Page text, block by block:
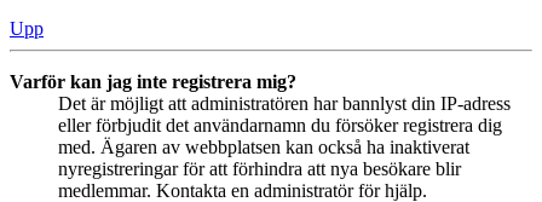
Upp
Varför kan jag inte registrera mig?
Det är möjligt att administratören har bannlyst din IP-adress
eller förbjudit det användarnamn du försöker registrera dig
med. Ägaren av webbplatsen kan också ha inaktiverat
nyregistreringar för att förhindra att nya besökare blir
medlemmar. Kontakta en administratör för hjälp.